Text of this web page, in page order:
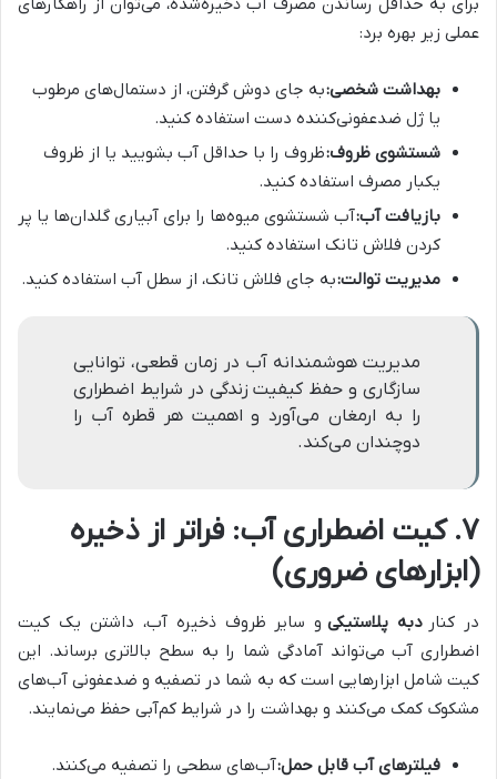
عملی زیر بهره برد:
بهداشت شخصی:به جای دوش گرفتن، از دستمال‌های مرطوب
یا ژل ضدعفونی‌کننده دست استفاده کنید.
شستشوی ظروف:ظروف را با حداقل آب بشویید یا از ظروف
یکبار مصرف استفاده کنید.
بازیافت آب:آب شستشوی میوه‌ها را برای آبیاری گلدان‌ها یا پر
کردن فلاش تانک استفاده کنید.
مدیریت توالت:به جای فلاش تانک، از سطل آب استفاده کنید.
مدیریت هوشمندانه آب در زمان قطعی، توانایی
سازگاری و حفظ کیفیت زندگی در شرایط اضطراری
را به ارمغان می‌آورد و اهمیت هر قطره آب را
دوچندان می‌کند.
۷. کیت اضطراری آب: فراتر از ذخیره
(ابزارهای ضروری)
در کنار دبه پلاستیکی و سایر ظروف ذخیره آب، داشتن یک کیت
اضطراری آب می‌تواند آمادگی شما را به سطح بالاتری برساند. این
کیت شامل ابزارهایی است که به شما در تصفیه و ضدعفونی آب‌های
مشکوک کمک می‌کنند و بهداشت را در شرایط کم‌آبی حفظ می‌نمایند.
فیلترهای آب قابل حمل:آب‌های سطحی را تصفیه می‌کنند.